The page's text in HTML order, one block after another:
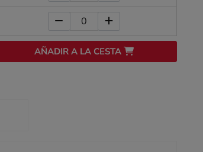
AÑADIR A LA CESTA